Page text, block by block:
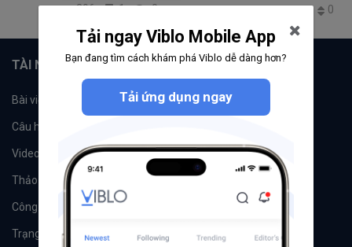
396 1 0 0
TÀI NGUYÊN
Bài viết Tổ chức
Câu hỏi
Videos Tác giả
Thảo luận Đề xuất hệ thống
Công cụ Machine Learning
Trạng thái hệ thống
Tải ngay Viblo Mobile App
Bạn đang tìm cách khám phá Viblo dễ dàng hơn?
Tải ứng dụng ngay